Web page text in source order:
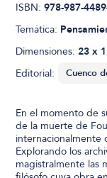
ISBN:978-987-
Temática:
Dimensiones:23 x
Editorial:
En el momento de
de la muerte de
internacionalmente
Explorando los
magistralmente las